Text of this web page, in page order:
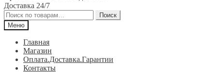
Доставка 24/7
Искать:
Поиск
Меню
Главная
Магазин
Оплата.Доставка.Гарантии
Контакты